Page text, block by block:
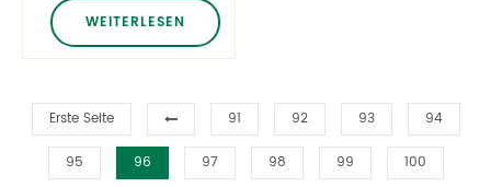
450 ml und 15oz
WEITERLESEN
Erste Seite 91 92 93 94
95 96 97 98 99 100